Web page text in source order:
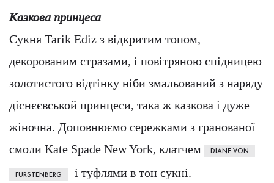
Казкова принцеса
Сукня Tarik Ediz з відкритим топом,
декорованим стразами, і повітряною спідницею
золотистого відтінку ніби змальований з наряду
діснєєвськой принцеси, така ж казкова і дуже
жіночна. Доповнюємо сережками з гранованої
смоли Kate Spade New York, клатчем
DIANE VON
FURSTENBERG і туфлями в тон сукні.